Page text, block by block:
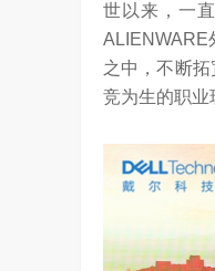
世以来，一
ALIENWARE
之中，不断
竞为生的职